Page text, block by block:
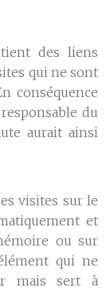
des liens
qui ne sont
conséquence
du
aurait ainsi
visites sur le
et
ou sur
qui ne
mais sert à